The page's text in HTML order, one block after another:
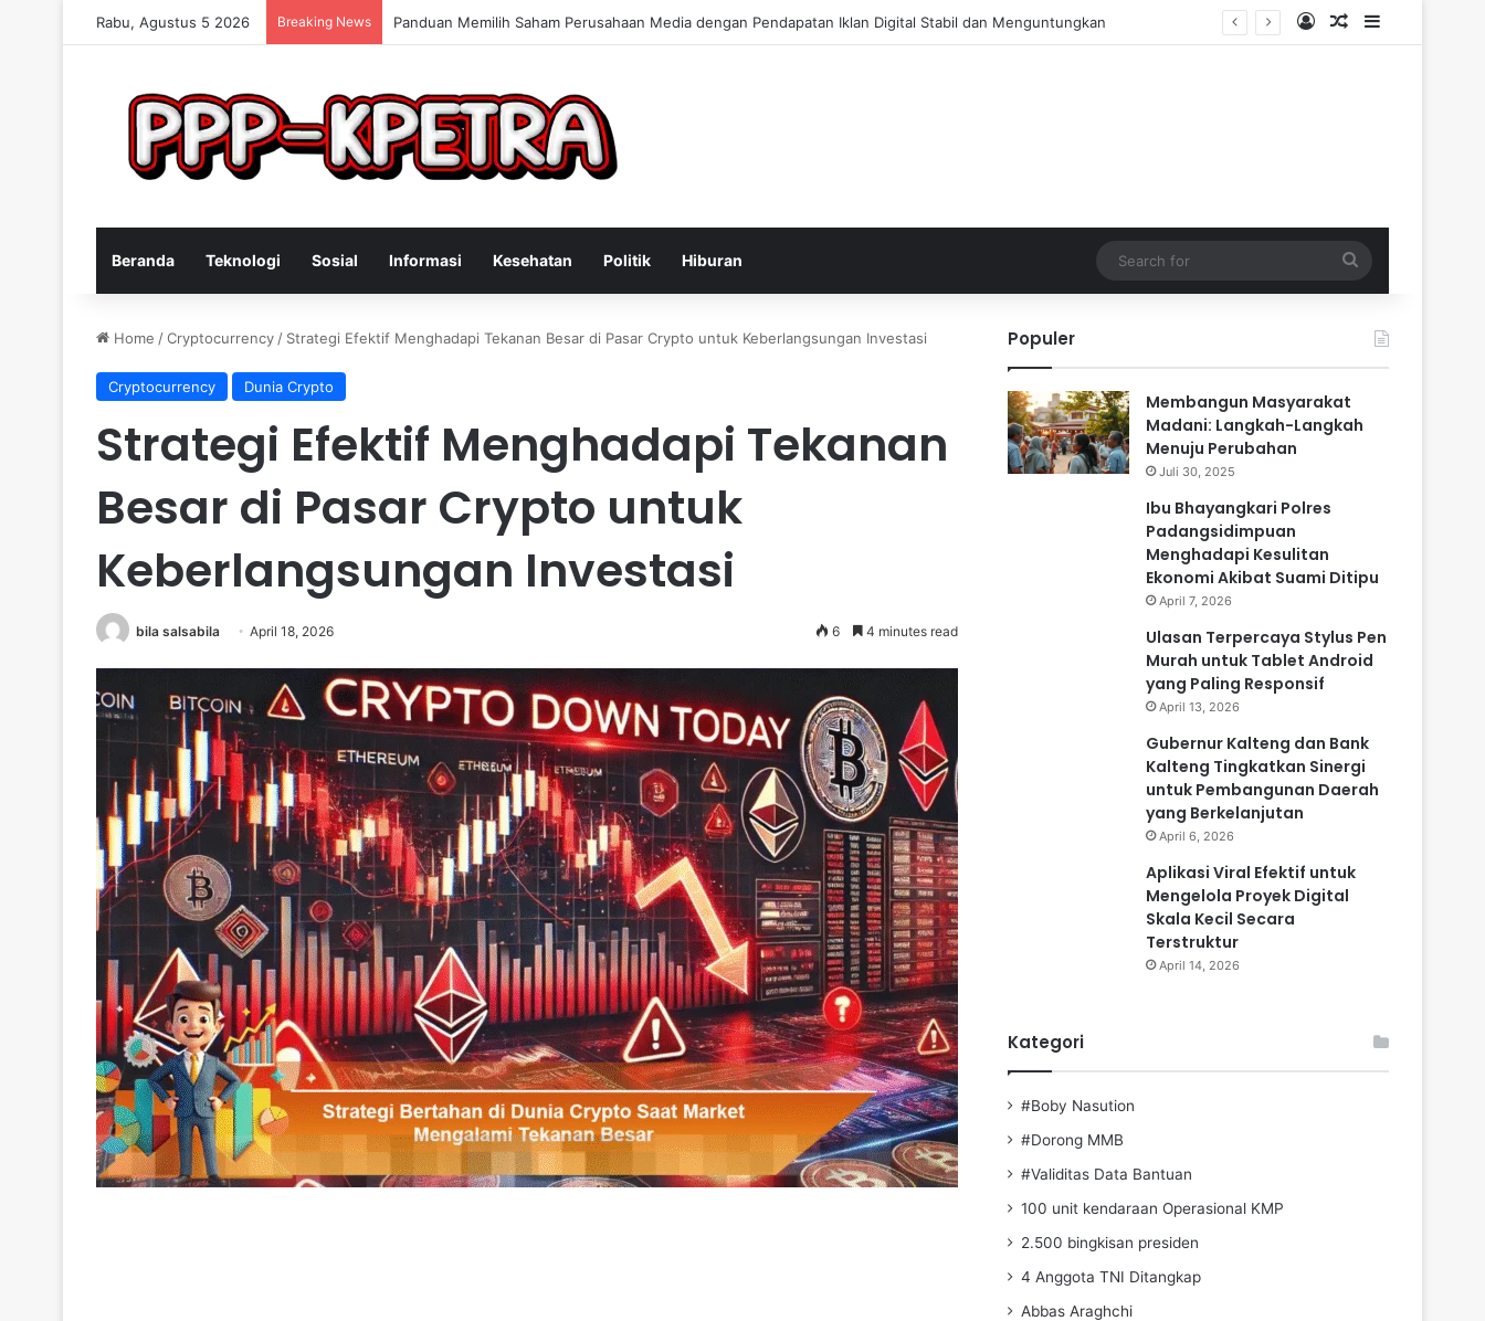
Rabu, Agustus 5 2026 Breaking News Keterampilan Konsultan Bisnis Online untuk Meningkatkan Pendapatan Berdasarkan Pengalaman Praktis Log InRandom Article
Sidebar
Beranda Teknologi Sosial Informasi Kesehatan Politik Hiburan
for
Home /Cryptocurrency / Strategi Efektif Menghadapi Tekanan Besar di Pasar Crypto untuk Keberlangsungan Investasi
Cryptocurrency Dunia Crypto
Strategi Efektif Menghadapi Tekanan
Besar di Pasar Crypto untuk
Keberlangsungan Investasi
bila salsabila April 18, 2026 6 4 minutes read
Populer
Membangun Masyarakat
Madani: Langkah-Langkah
Menuju Perubahan
Juli 30, 2025
Ibu Bhayangkari Polres
Padangsidimpuan
Menghadapi Kesulitan
Ekonomi Akibat Suami Ditipu
April 7, 2026
Ulasan Terpercaya Stylus Pen
Murah untuk Tablet Android
yang Paling Responsif
April 13, 2026
Gubernur Kalteng dan Bank
Kalteng Tingkatkan Sinergi
untuk Pembangunan Daerah
yang Berkelanjutan
April 6, 2026
Aplikasi Viral Efektif untuk
Mengelola Proyek Digital
Skala Kecil Secara
Terstruktur
April 14, 2026
Kategori
#Boby Nasution
#Dorong MMB
#Validitas Data Bantuan
100 unit kendaraan Operasional KMP
2.500 bingkisan presiden
4 Anggota TNI Ditangkap
Abbas Araghchi